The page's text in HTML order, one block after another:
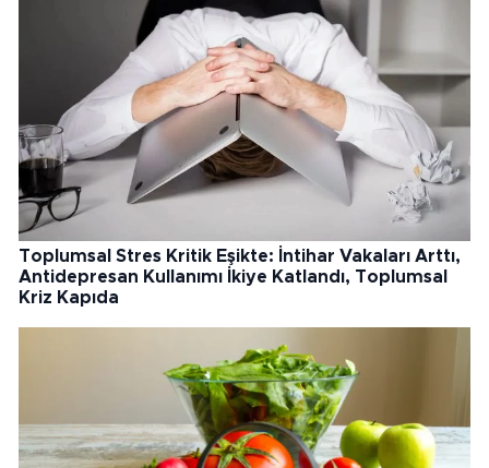
Toplumsal Stres Kritik Eşikte: İntihar Vakaları Arttı,
Antidepresan Kullanımı İkiye Katlandı, Toplumsal
Kriz Kapıda